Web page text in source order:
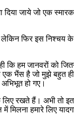
जाये जो एक
फिर इस निश्चय
हम जानवरों को
एक भैंस है जो मुझे
हो गए।
रखते हैं। अभी तो
मिलना हमारे लिए